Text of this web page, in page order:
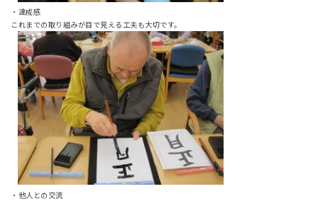
・達成感
これまでの取り組みが目で見える工夫も大切です。
・他人との交流